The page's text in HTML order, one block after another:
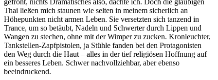
gefrönt, nichts Dramatisches also, dachte ich. Doch die gläubigen
Thai ließen mich staunen wie selten in meinem sicherlich an
Höhepunkten nicht armen Leben. Sie versetzten sich tanzend in
Trance, um so betäubt, Nadeln und Schwerter durch Lippen und
Wangen zu stechen, ohne mit der Wimper zu zucken. Kronleuchter,
Tankstellen-Zapfpistolen, ja Stühle fanden bei den Protagonisten
den Weg durch die Haut – alles in der tief religiösen Hoffnung auf
ein besseres Leben. Schwer nachvollziehbar, aber ebenso
beeindruckend.